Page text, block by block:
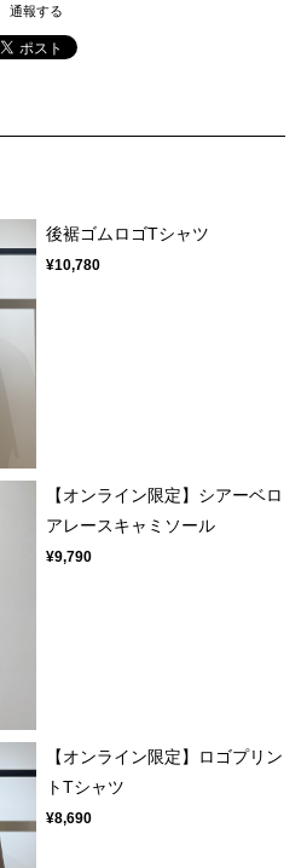
通報する
後裾ゴムロゴTシャツ
¥10,780
【オンライン限定】シアーベロ
アレースキャミソール
¥9,790
【オンライン限定】ロゴプリン
トTシャツ
¥8,690